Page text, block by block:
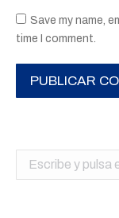
Save my name,
time I comment.
PUBLICAR
Buscar: